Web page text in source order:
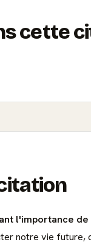
cette
l'importance
notre vie future,